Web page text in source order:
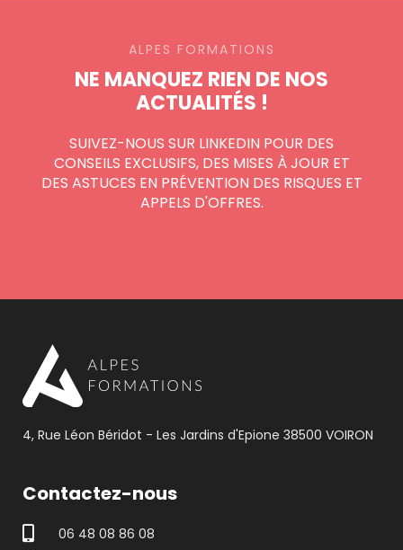
ALPES FORMATIONS
NE MANQUEZ RIEN DE NOS
ACTUALITÉS !
SUIVEZ-NOUS SUR LINKEDIN POUR DES
CONSEILS EXCLUSIFS, DES MISES À JOUR ET
DES ASTUCES EN PRÉVENTION DES RISQUES ET
APPELS D'OFFRES.
4, Rue Léon Béridot - Les Jardins d'Epione 38500 VOIRON
Contactez-nous
06 48 08 86 08